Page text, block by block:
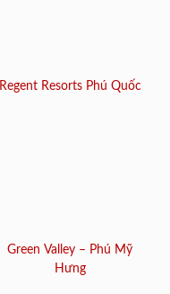
Regent Resorts Phú Quốc
Green Valley – Phú Mỹ
Hưng